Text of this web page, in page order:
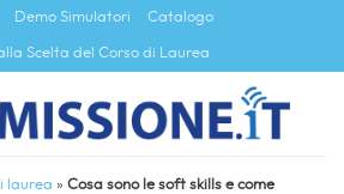
Demo Simulatori Catalogo
Scelta del Corso di Laurea
laurea » Cosa sono le soft skills e come